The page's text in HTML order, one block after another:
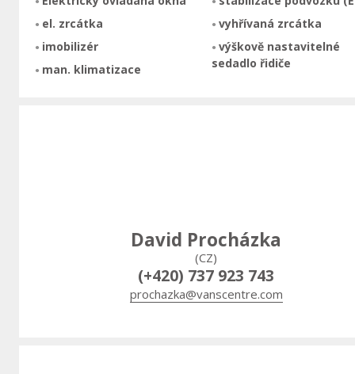
el. zrcátka
imobilizér
man. klimatizace
vyhřívaná zrcátka
výškově nastavitelné
sedadlo řidiče
David Procházka
(CZ)
(+420) 737 923 743
prochazka@vanscentre.com